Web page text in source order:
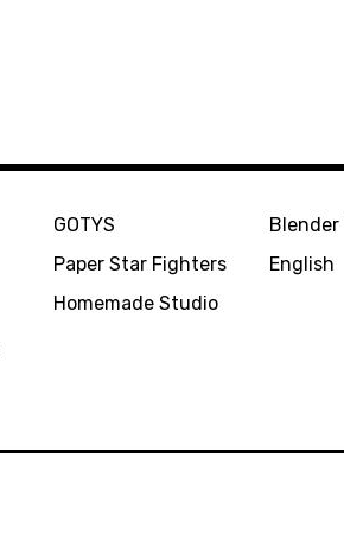
GOTYS
Paper Star Fighters
Homemade Studio
English